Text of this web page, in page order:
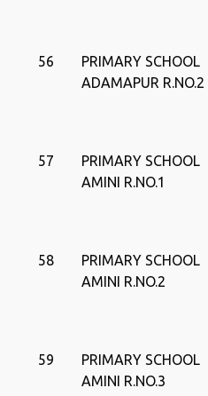
56
PRIMARY SCHOOL
ADAMAPUR R.NO.2
57
PRIMARY SCHOOL
AMINI R.NO.1
58
PRIMARY SCHOOL
AMINI R.NO.2
59
PRIMARY SCHOOL
AMINI R.NO.3